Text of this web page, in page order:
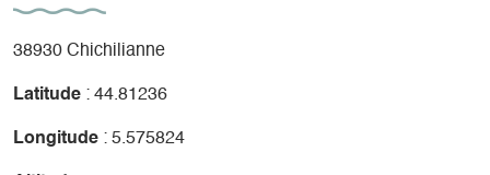
38930 Chichilianne
Latitude : 44.81236
Longitude : 5.575824